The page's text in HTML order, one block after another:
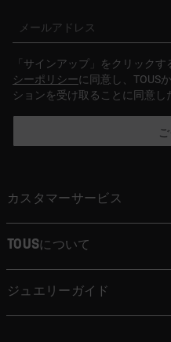
メールアドレス
「サインアップ」をクリックす
シーポリシーに同意し、TOUS
ションを受け取ることに同意し
カスタマーサービス
TOUSについて
ジュエリーガイド